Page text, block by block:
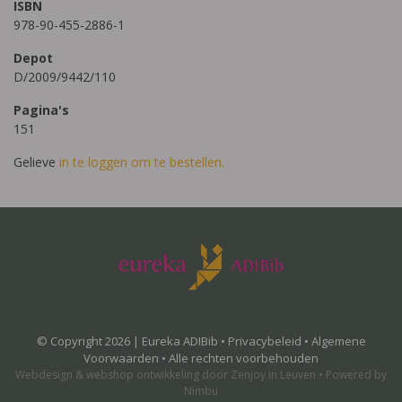
ISBN
978-90-455-2886-1
Depot
D/2009/9442/110
Pagina's
151
Gelieve in te loggen om te bestellen.
© Copyright 2026 | Eureka ADIBib • Privacybeleid • Algemene
Voorwaarden • Alle rechten voorbehouden
Webdesign & webshop ontwikkeling door Zenjoy in Leuven • Powered by
Nimbu